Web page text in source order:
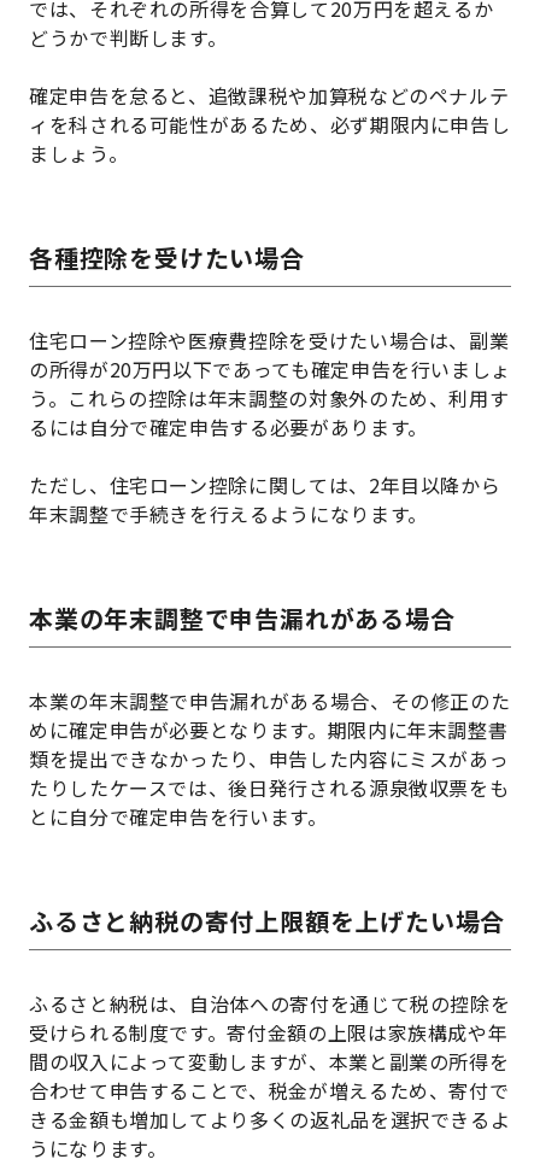
では、それぞれの所得を合算して20万円を超えるか
どうかで判断します。
確定申告を怠ると、追徴課税や加算税などのペナルテ
ィを科される可能性があるため、必ず期限内に申告し
ましょう。
各種控除を受けたい場合
住宅ローン控除や医療費控除を受けたい場合は、副業
の所得が20万円以下であっても確定申告を行いましょ
う。これらの控除は年末調整の対象外のため、利用す
るには自分で確定申告する必要があります。
ただし、住宅ローン控除に関しては、2年目以降から
年末調整で手続きを行えるようになります。
本業の年末調整で申告漏れがある場合
本業の年末調整で申告漏れがある場合、その修正のた
めに確定申告が必要となります。期限内に年末調整書
類を提出できなかったり、申告した内容にミスがあっ
たりしたケースでは、後日発行される源泉徴収票をも
とに自分で確定申告を行います。
ふるさと納税の寄付上限額を上げたい場合
ふるさと納税は、自治体への寄付を通じて税の控除を
受けられる制度です。寄付金額の上限は家族構成や年
間の収入によって変動しますが、本業と副業の所得を
合わせて申告することで、税金が増えるため、寄付で
きる金額も増加してより多くの返礼品を選択できるよ
うになります。